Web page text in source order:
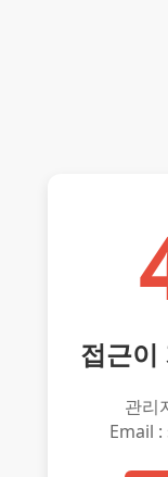
접근이
관리
Email